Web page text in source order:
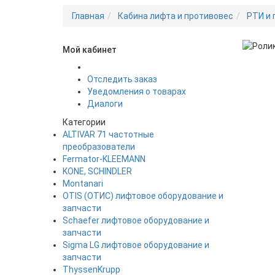
Главная Кабина лифта и противовес РТИ и
Мой кабинет
Отследить заказ
Уведомления о товарах
Диалоги
Категории
ALTIVAR 71 частотные
преобразователи
Fermator-KLEEMANN
KONE, SCHINDLER
Montanari
OTIS (ОТИС) лифтовое оборудование и
запчасти
Schaefer лифтовое оборудование и
запчасти
Sigma LG лифтовое оборудование и
запчасти
ThyssenKrupp